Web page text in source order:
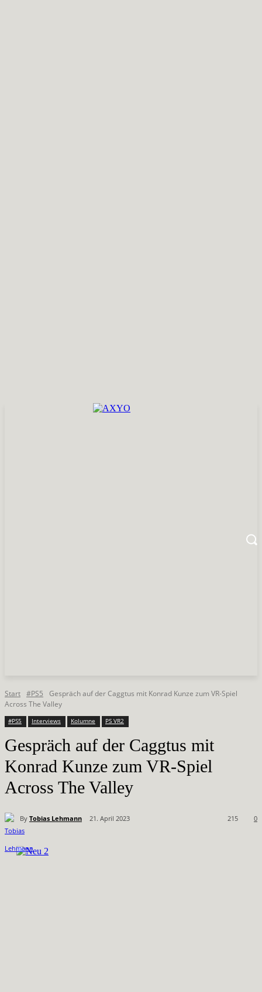
Start #PS5
Gespräch auf der Caggtus mit Konrad Kunze zum VR-Spiel
Across The Valley
#PS5 Interviews Kolumne PS VR2
Gespräch auf der Caggtus mit
Konrad Kunze zum VR-Spiel
Across The Valley
By Tobias Lehmann 21. April 2023 0
215